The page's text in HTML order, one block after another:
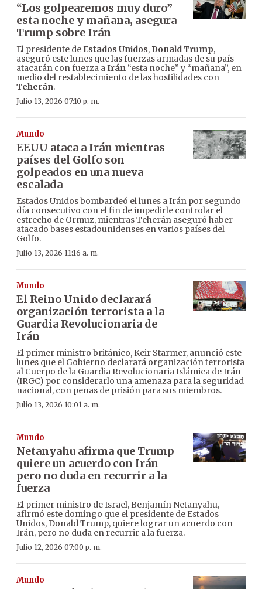
“Los golpearemos muy duro”
esta noche y mañana, asegura
Trump sobre Irán
El presidente de Estados Unidos, Donald Trump,
aseguró este lunes que las fuerzas armadas de su país
atacarán con fuerza aIrán “esta noche” y “mañana”, en
medio del restablecimiento de las hostilidades con
Teherán.
Julio 13, 2026 07:10 p. m.
Mundo
EEUU ataca a Irán mientras
países del Golfo son
golpeados en una nueva
escalada
Estados Unidos bombardeó el lunes a Irán por segundo
día consecutivo con el fin de impedirle controlar el
estrecho de Ormuz, mientras Teherán aseguró haber
atacado bases estadounidenses en varios países del
Golfo.
Julio 13, 2026 11:16 a. m.
Mundo
El Reino Unido declarará
organización terrorista a la
Guardia Revolucionaria de
Irán
El primer ministro británico, Keir Starmer, anunció este
lunes que el Gobierno declarará organización terrorista
al Cuerpo de la Guardia Revolucionaria Islámica de Irán
(IRGC) por considerarlo una amenaza para la seguridad
nacional, con penas de prisión para sus miembros.
Julio 13, 2026 10:01 a. m.
Mundo
Netanyahu afirma que Trump
quiere un acuerdo con Irán
pero no duda en recurrir a la
fuerza
El primer ministro de Israel, Benjamín Netanyahu,
afirmó este domingo que el presidente de Estados
Unidos, Donald Trump, quiere lograr un acuerdo con
Irán, pero no duda en recurrir a la fuerza.
Julio 12, 2026 07:00 p. m.
Mundo